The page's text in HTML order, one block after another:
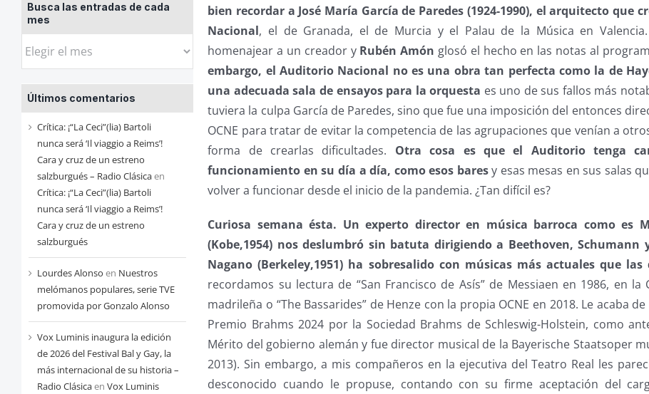
Busca las entradas de cada
mes
Busca
entradas
de
cada
mes
Últimos comentarios
Crítica: ¡“La Ceci”(lia) Bartoli
nunca será ‘Il viaggio a Reims’!
Cara y cruz de un estreno
salzburgués – Radio Clásicaen
Crítica: ¡“La Ceci”(lia) Bartoli
nunca será ‘Il viaggio a Reims’!
Cara y cruz de un estreno
salzburgués
Lourdes Alonso en Nuestros
melómanos populares, serie TVE
promovida por Gonzalo Alonso
Vox Luminis inaugura la edición
de 2026 del Festival Bal y Gay, la
más internacional de su historia –
Radio Clásicaen Vox Luminis
bien recordar a José María García de Paredes (1924-1990), el arquitecto que
Nacional, el de Granada, el de Murcia y el Palau de la Música en
homenajear a un creador y Rubén Amón glosó el hecho en las notas al
embargo, el Auditorio Nacional no es una obra tan perfecta como la de
una adecuada sala de ensayos para la orquesta es uno de sus fallos más
tuviera la culpa García de Paredes, sino que fue una imposición del entonces
OCNE para tratar de evitar la competencia de las agrupaciones que venían a
forma de crearlas dificultades. Otra cosa es que el Auditorio tenga
funcionamiento en su día a día, como esos baresy esas mesas en sus salas
volver a funcionar desde el inicio de la pandemia. ¿Tan difícil es?
Curiosa semana ésta. Un experto director en música barroca como es
(Kobe,1954) nos deslumbró sin batuta dirigiendo a Beethoven, Schumann
Nagano (Berkeley,1951) ha sobresalido con músicas más actuales que las
recordamos su lectura de “San Francisco de Asís” de Messiaen en 1986, en la
madrileña o “The Bassarides” de Henze con la propia OCNE en 2018. Le acaba
Premio Brahms 2024 por la Sociedad Brahms de Schleswig-Holstein, como
Mérito del gobierno alemán y fue director musical de la Bayerische Staatsoper
2013). Sin embargo, a mis compañeros en la ejecutiva del Teatro Real les
desconocido cuando le propuse, contando con su firme aceptación del